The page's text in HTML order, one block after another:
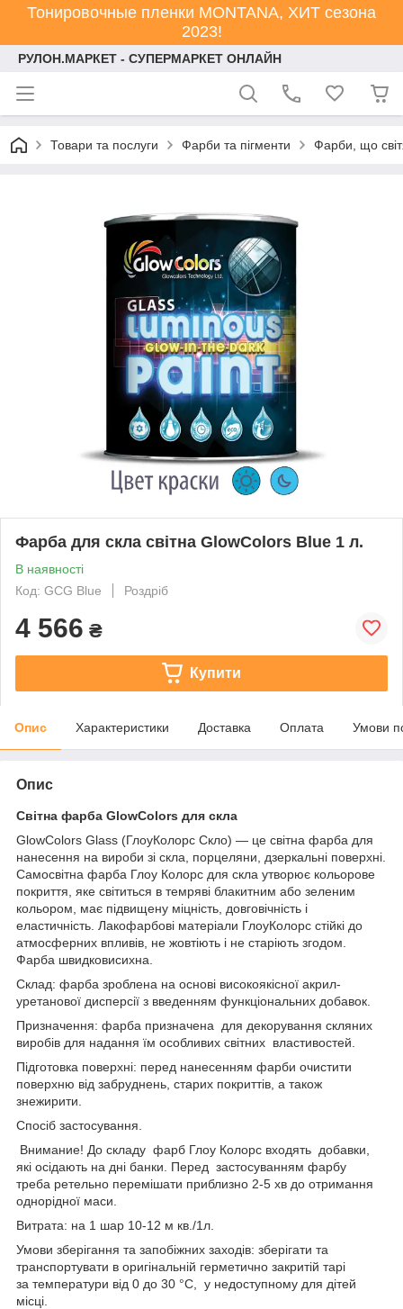
Тонировочные пленки MONTANA, ХИТ сезона
2023!
РУЛОН.МАРКЕТ - СУПЕРМАРКЕТ ОНЛАЙН
Товари та послуги Фарби та пігменти Фарби, що
Фарба для скла світна GlowColors Blue 1 л.
В наявності
Код: GCG Blue
Роздріб
4 566 ₴
Купити
Опис Характеристики Доставка Оплата Умови
Опис
Світна фарба GlowColors для скла
GlowColors Glass (ГлоуКолорс Скло) — це світна фарба для
нанесення на вироби зі скла, порцеляни, дзеркальні поверхні.
Самосвітна фарба Глоу Колорс для скла утворює кольорове
покриття, яке світиться в темряві блакитним або зеленим
кольором, має підвищену міцність, довговічність і
еластичність. Лакофарбові матеріали ГлоуКолорс стійкі до
атмосферних впливів, не жовтіють і не старіють згодом.
Фарба швидковисихна.
Склад: фарба зроблена на основі високоякісної акрил-
уретанової дисперсії з введенням функціональних добавок.
Призначення: фарба призначена для декорування скляних
виробів для надання їм особливих світних властивостей.
Підготовка поверхні: перед нанесенням фарби очистити
поверхню від забруднень, старих покриттів, а також
знежирити.
Спосіб застосування.
Внимание! До складу фарб Глоу Колорс входять добавки,
які осідають на дні банки. Перед застосуванням фарбу
треба ретельно перемішати приблизно 2-5 хв до отримання
однорідної маси.
Витрата: на 1 шар 10-12 м кв./1л.
Умови зберігання та запобіжних заходів: зберігати та
транспортувати в оригінальній герметично закритій тарі
за температури від 0 до 30 °C, у недоступному для дітей
місці.